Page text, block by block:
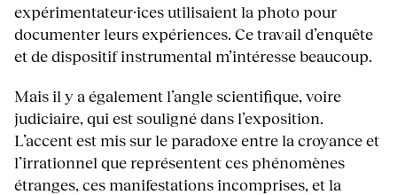
expérimentateur·ices utilisaient la photo pour
documenter leurs expériences. Ce travail d’enquête
et de dispositif instrumental m’intéresse beaucoup.
Mais il y a également l’angle scientifique, voire
judiciaire, qui est souligné dans l’exposition.
L’accent est mis sur le paradoxe entre la croyance et
l’irrationnel que représentent ces phénomènes
étranges, ces manifestations incomprises, et la